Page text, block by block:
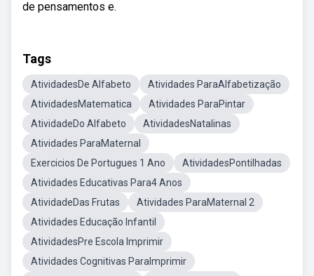
de pensamentos e.
Tags
AtividadesDe Alfabeto
Atividades ParaAlfabetização
AtividadesMatematica
Atividades ParaPintar
AtividadeDo Alfabeto
AtividadesNatalinas
Atividades ParaMaternal
Exercicios De Portugues 1 Ano
AtividadesPontilhadas
Atividades Educativas Para4 Anos
AtividadeDas Frutas
Atividades ParaMaternal 2
Atividades Educação Infantil
AtividadesPre Escola Imprimir
Atividades Cognitivas ParaImprimir